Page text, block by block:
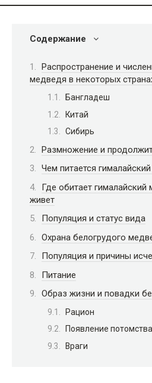
Содержание
Распространение и
медведя в некоторых
Бангладеш
Китай
Сибирь
Размножение и
Чем питается
Где обитает
живет
Популяция и статус вида
Охрана белогрудого
Популяция и причины
Питание
Образ жизни и повадки
Рацион
Появление потомства
Враги